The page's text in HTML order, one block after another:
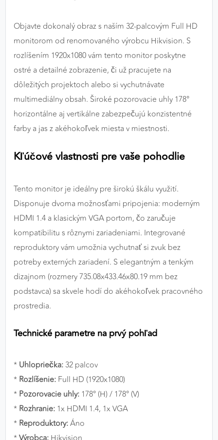
Objavte dokonalý obraz s naším 32-palcovým Full HD
monitorom od renomovaného výrobcu Hikvision. S
rozlíšením 1920x1080 vám tento monitor poskytne
ostré a detailné zobrazenie, či už pracujete na
dôležitých projektoch alebo si vychutnávate
multimediálny obsah. Široké pozorovacie uhly 178°
horizontálne aj vertikálne zabezpečujú konzistentné
farby a jas z akéhokoľvek miesta v miestnosti.
Kľúčové vlastnosti pre vaše pohodlie
Tento monitor je ideálny pre širokú škálu využití.
Disponuje dvoma možnosťami pripojenia: moderným
HDMI 1.4 a klasickým VGA portom, čo zaručuje
kompatibilitu s rôznymi zariadeniami. Integrované
reproduktory vám umožnia vychutnať si zvuk bez
potreby externých zariadení. S elegantným a tenkým
dizajnom (rozmery 735.08x433.46x80.19 mm bez
podstavca) sa skvele hodí do akéhokoľvek pracovného
prostredia.
Technické parametre na prvý pohľad
* Uhlopriečka: 32 palcov
* Rozlíšenie: Full HD (1920x1080)
* Pozorovacie uhly: 178° (H) / 178° (V)
* Rozhranie: 1x HDMI 1.4, 1x VGA
* Reproduktory:Áno
Google Analytics
Poskytovateľ:
MARKETINGOVÉ COOKIES
Marketingové cookies sa používajú na sledovanie
správania používateľov naprieč webovými
stránkami. Umožňujú nám a našim partnerom
našom webe aj v reklamných sieťach tretích strán.
Poskytovateľ: